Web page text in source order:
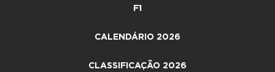
F1
CALENDÁRIO 2026
CLASSIFICAÇÃO 2026